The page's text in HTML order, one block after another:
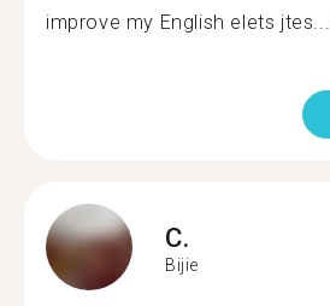
improve my English elets jtes...
C.
Bijie